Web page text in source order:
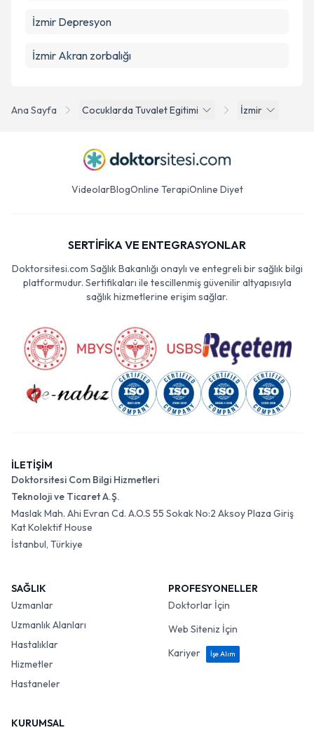
Ana Sayfa Cocuklarda Tuvalet Egitimi İzmir
İzmir Depresyon
İzmir Akran zorbalığı
VideolarBlogOnline TerapiOnline Diyet
SERTİFİKA VE ENTEGRASYONLAR
Doktorsitesi.com Sağlık Bakanlığı onaylı ve entegreli bir sağlık bilgi
platformudur. Sertifikaları ile tescillenmiş güvenilir altyapısıyla
sağlık hizmetlerine erişim sağlar.
İLETİŞİM
Doktorsitesi Com Bilgi Hizmetleri
Teknoloji ve Ticaret A.Ş.
Maslak Mah. Ahi Evran Cd. A.O.S 55 Sokak No:2 Aksoy Plaza Giriş
Kat Kolektif House
İstanbul, Türkiye
SAĞLIK
Uzmanlar
Uzmanlık Alanları
Hastalıklar
Hizmetler
Hastaneler
PROFESYONELLER
Doktorlar İçin
Web Siteniz İçin
Kariyer
İşe Alım
KURUMSAL